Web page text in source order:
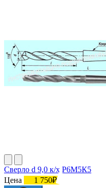
Сверло d 9,0 к/х Р6М5К5
Цена
1 750₽